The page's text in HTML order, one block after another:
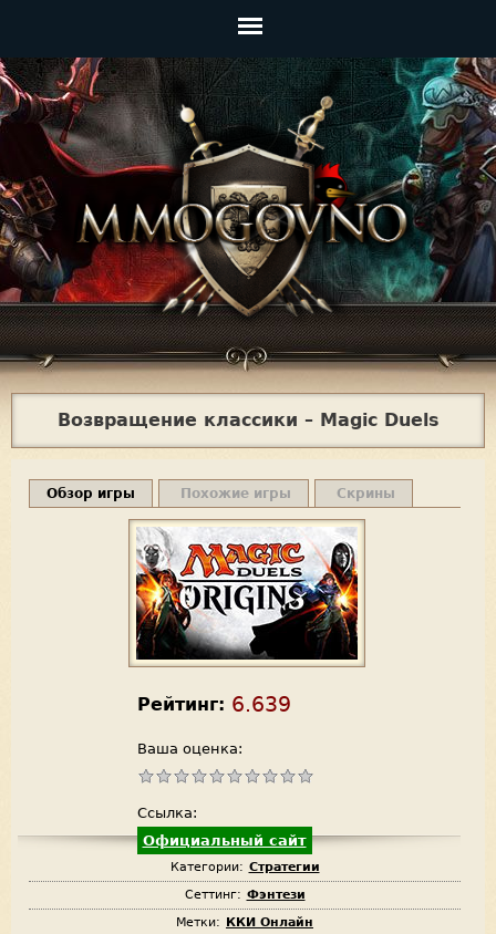
Главное
меню
Jump to navigation
Возвращение классики – Magic Duels
Обзор игры Похожие игры Скрины
Рейтинг: 6.639
Ваша оценка:
Ссылка:
Официальный сайт
Категории: Стратегии
Сеттинг: Фэнтези
Метки: ККИ Онлайн